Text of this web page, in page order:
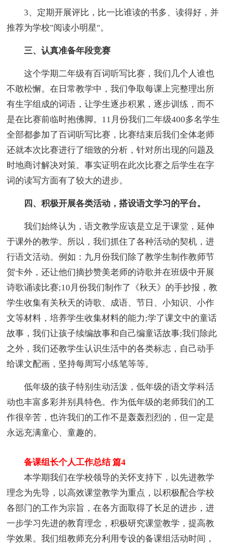
3、定期开展评比，比一比谁读的书多、读得好，并
推荐为学校"阅读小明星"。
三、认真准备年段竞赛
这个学期二年级有百词听写比赛，我们几个人谁也
不敢松懈。在日常教学中，我们争取每课上完整理出所
有生字组成的词语，让学生逐步积累，逐步训练，而不
是在比赛前临时抱佛脚。11月份我们二年级400多名学生
全部都参加了百词听写比赛，比赛结束后我们全体老师
还就本次比赛进行了细致的分析，针对所出现的问题及
时地商讨解决对策。事实证明在此次比赛之后学生在字
词的读写方面有了较大的进步。
四、积极开展各类活动，搭设语文学习的平台。
我们始终认为，语文教学应该是立足于课堂，延伸
于课外的教学。所以，我们抓住了各种活动的契机，进
行语文活动。例如：九月份我们除了教学生制作教师节
贺卡外，还让他们摘抄赞美老师的诗歌并在班级中开展
诗歌诵读比赛;10月份我们制作了《秋天》的手抄报，教
学生收集有关秋天的诗歌、成语、节日、小知识、小作
文等材料，培养学生收集材料的能力;学了课文中的童话
故事，我们让孩子续编故事和自己编童话故事;我们除此
之外，我们还教学生认识生活中的各类标志，自己动手
给课文配画，坚持每周写小练笔等等。
低年级的孩子特别生动活泼，低年级的语文学科活
动也丰富多彩并别具特色。作为低年级的老师我们的工
作很辛苦，也许我们的工作不是轰轰烈烈的，但一定是
永远充满童心、童趣的。
备课组长个人工作总结 篇4
本学期我们在学校领导的关怀支持下，以先进教学
理念为先导，以高效课堂教学为重点，以积极配合学校
各部门的工作为宗旨，在各方面取得了长足的进步，进
一步学习先进的教育理念，积极研究课堂教学，提高教
学效果。我们组教师充分利用专设的备课组活动时间，